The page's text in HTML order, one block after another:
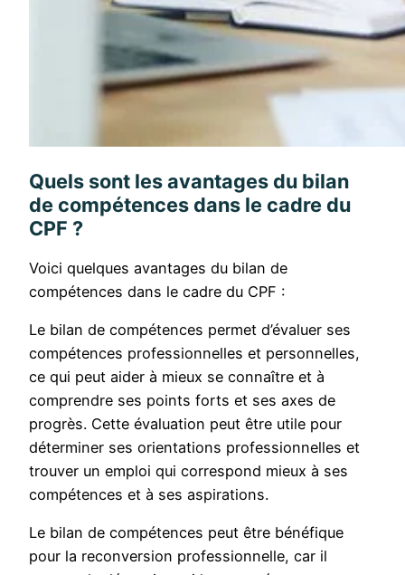
Quels sont les avantages du bilan
de compétences dans le cadre du
CPF ?
Voici quelques avantages du bilan de
compétences dans le cadre du CPF :
Le bilan de compétences permet d’évaluer ses
compétences professionnelles et personnelles,
ce qui peut aider à mieux se connaître et à
comprendre ses points forts et ses axes de
progrès. Cette évaluation peut être utile pour
déterminer ses orientations professionnelles et
trouver un emploi qui correspond mieux à ses
compétences et à ses aspirations.
Le bilan de compétences peut être bénéfique
pour la reconversion professionnelle, car il